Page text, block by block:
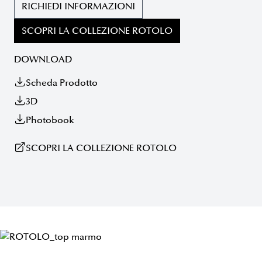
RICHIEDI INFORMAZIONI
SCOPRI LA COLLEZIONE ROTOLO
DOWNLOAD
Scheda Prodotto
3D
Photobook
SCOPRI LA COLLEZIONE ROTOLO